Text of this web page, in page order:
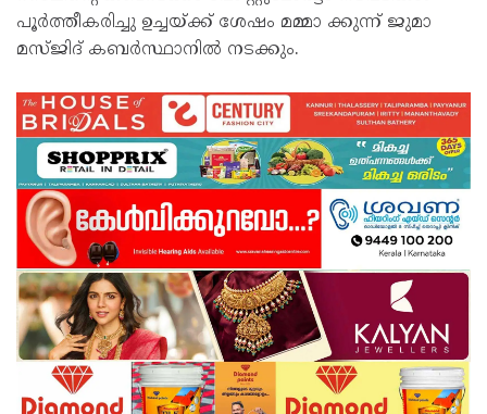
പൂർത്തീകരിച്ചു ഉച്ചയ്ക്ക് ശേഷം മമ്മാ ക്കുന്ന് ജുമാ
മസ്ജിദ് കബർസ്ഥാനിൽ നടക്കും.